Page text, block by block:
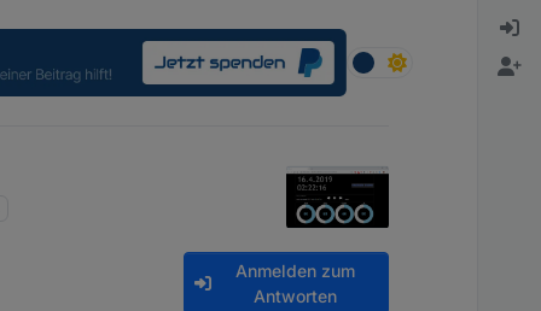
Anmelden zum
Antworten